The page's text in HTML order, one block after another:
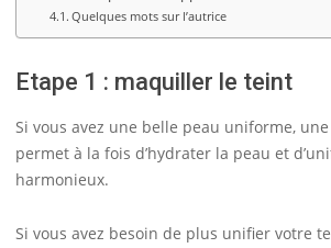
Quelques mots sur l’autrice
Etape 1 : maquiller le teint
Si vous avez une belle peau uniforme,
permet à la fois d’hydrater la peau et
harmonieux.
Si vous avez besoin de plus unifier votre